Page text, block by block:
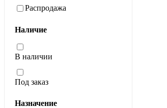
Распродажа
Наличие
В наличии
Под заказ
Назначение